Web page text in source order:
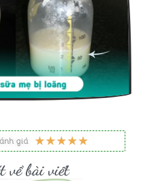
giá ★★★★★5
về bài viết